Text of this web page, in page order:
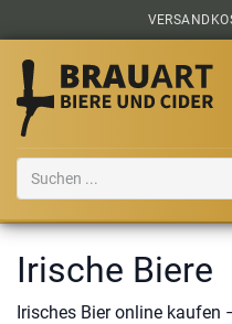
Zum Inhalt springen
Irische Biere
Irisches Bier online kaufen